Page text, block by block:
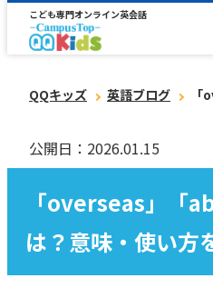
こども専門オンライン英会話
QQキッズ 英語ブログ 「
公開日：2026.01.15
「overseas」「
は？意味・使い方